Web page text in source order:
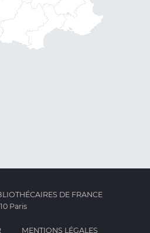
DE FRANCE
Paris
MENTIONS LÉGALES